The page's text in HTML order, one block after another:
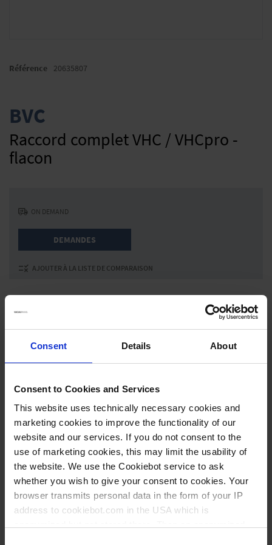
Consent Details About
Consent to Cookies and Services
This website uses technically necessary cookies and
marketing cookies to improve the functionality of our
website and our services. If you do not consent to the
use of marketing cookies, this may limit the usability of
the website. We use the Cookiebot service to ask
whether you wish to give your consent to cookies. Your
browser transmits personal data in the form of your IP
address to cookiebot.com in the USA which is
to
the
images
gallery
BVC
Raccord complet VHC / VHCpro -
flacon
Référence 20635807
ON DEMAND
DEMANDES
AJOUTER À LA LISTE DE COMPARAISON
Raccord complet VHC / VHCpro - flacon en
utilisation
Coupleur complet pour connexion VHC - flacon, avec adaptateur et
tuyau d'admission
Raccord rapide en PVDF, avec adaptateur pour connecter un VHC /
pro
au flacon collecteur. Très bonne résistance chimique,
ensemble complet avec tube d'entrée de liquide dans le flacon
limitant ainsi la formation de mousse et d'aérosol. Dispositif
autoclavable, ce kit est également nécessaire pour connecter un